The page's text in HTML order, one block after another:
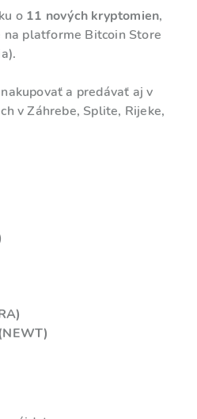
o 11 nových kryptomien,
platforme Bitcoin Store
a predávať aj v
v Záhrebe, Splite, Rijeke,